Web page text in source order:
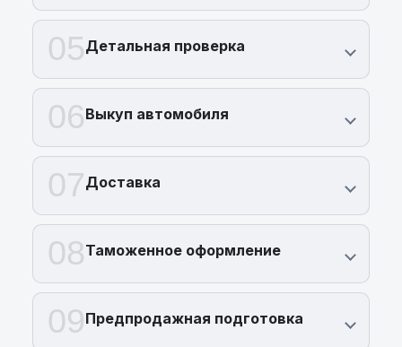
05Детальная проверка
06Выкуп автомобиля
07Доставка
08Таможенное оформление
09Предпродажная подготовка